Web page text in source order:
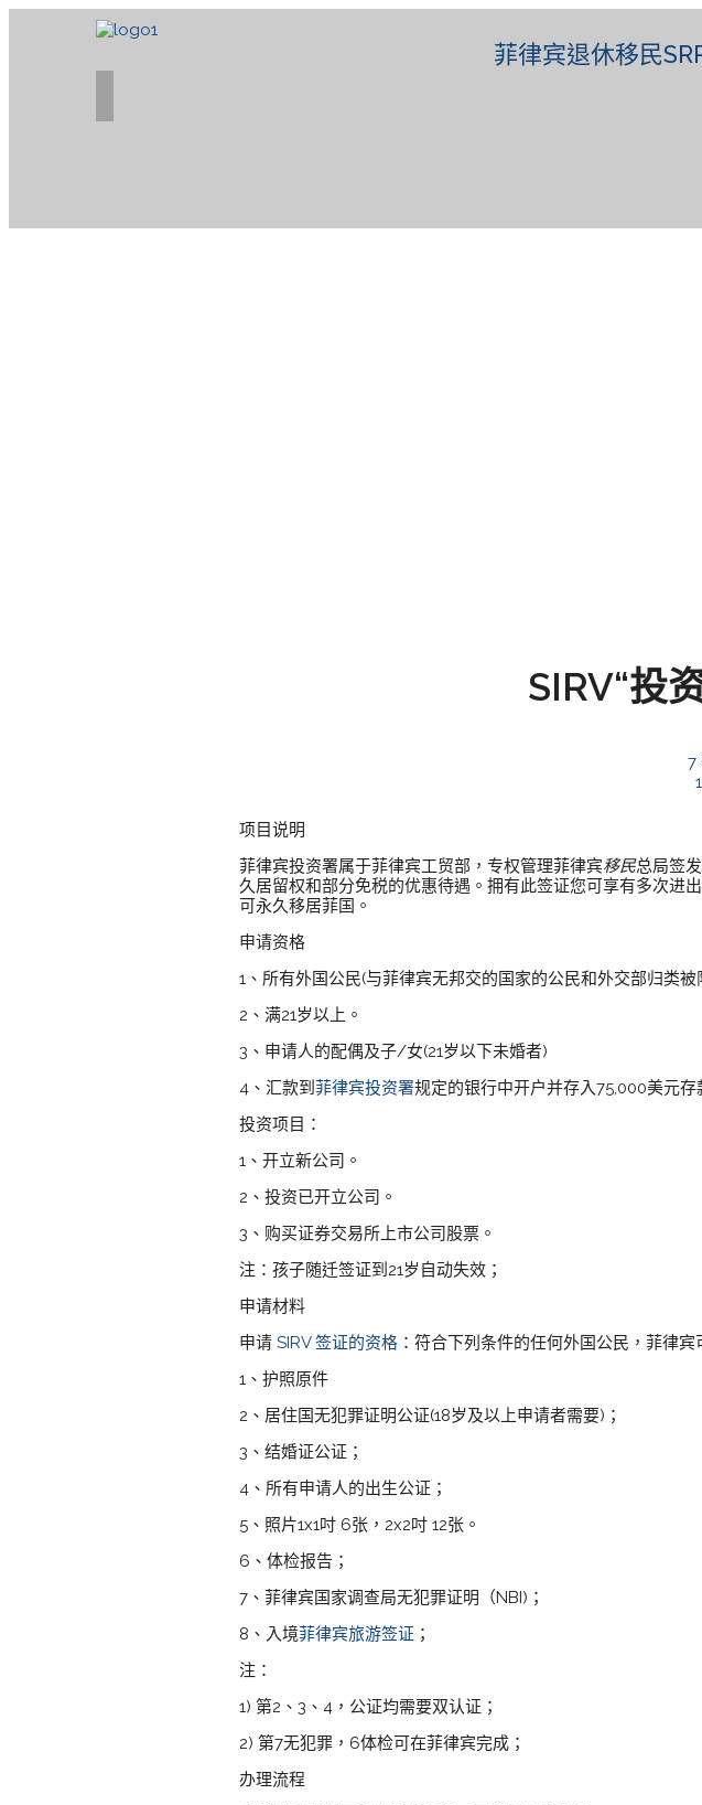
菲律宾退休移民
SIRV“投
7
项目说明
菲律宾投资署属于菲律宾工贸部，专权管理菲律宾移民总局签
久居留权和部分免税的优惠待遇。拥有此签证您可享有多次进
可永久移居菲国。
申请资格
1、所有外国公民(与菲律宾无邦交的国家的公民和外交部归类
2、满21岁以上。
3、申请人的配偶及子/女(21岁以下未婚者)
4、汇款到菲律宾投资署规定的银行中开户并存入75,000美元存
投资项目：
1、开立新公司。
2、投资已开立公司。
3、购买证券交易所上市公司股票。
注：孩子随迁签证到21岁自动失效；
申请材料
申请SIRV 签证的资格 ：符合下列条件的任何外国公民，菲律宾
1、护照原件
2、居住国无犯罪证明公证(18岁及以上申请者需要)；
3、结婚证公证；
4、所有申请人的出生公证；
5、照片1x1吋 6张，2x2吋 12张。
6、体检报告；
7、菲律宾国家调查局无犯罪证明（NBI)；
8、入境菲律宾旅游签证 ；
注：
1) 第2、3、4，公证均需要双认证；
2) 第7无犯罪，6体检可在菲律宾完成；
办理流程